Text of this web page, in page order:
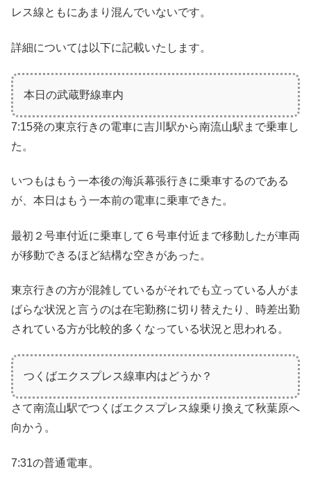
レス線ともにあまり混んでいないです。
詳細については以下に記載いたします。
本日の武蔵野線車内
7:15発の東京行きの電車に吉川駅から南流山駅まで乗車し
た。
いつもはもう一本後の海浜幕張行きに乗車するのである
が、本日はもう一本前の電車に乗車できた。
最初２号車付近に乗車して６号車付近まで移動したが車両
が移動できるほど結構な空きがあった。
東京行きの方が混雑しているがそれでも立っている人がま
ばらな状況と言うのは在宅勤務に切り替えたり、時差出勤
されている方が比較的多くなっている状況と思われる。
つくばエクスプレス線車内はどうか？
さて南流山駅でつくばエクスプレス線乗り換えて秋葉原へ
向かう。
7:31の普通電車。